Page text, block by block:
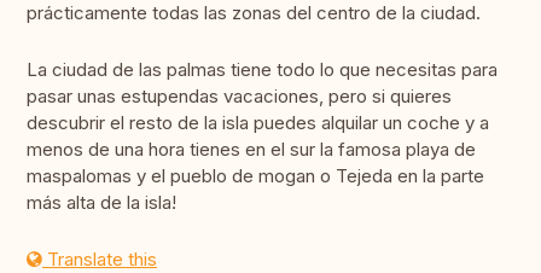
prácticamente todas las zonas del centro de la ciudad.
La ciudad de las palmas tiene todo lo que necesitas para
pasar unas estupendas vacaciones, pero si quieres
descubrir el resto de la isla puedes alquilar un coche y a
menos de una hora tienes en el sur la famosa playa de
maspalomas y el pueblo de mogan o Tejeda en la parte
más alta de la isla!
Translate this